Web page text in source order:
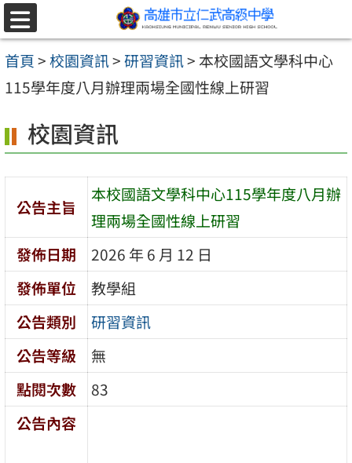
跳至主要內容區
選
單
首頁>校園資訊>研習資訊> 本校國語文學科中心
115學年度八月辦理兩場全國性線上研習
校園資訊
公告主旨
本校國語文學科中心115學年度八月辦
理兩場全國性線上研習
發佈日期
2026 年 6 月 12 日
發佈單位
教學組
公告類別
研習資訊
公告等級
無
點閱次數
83
公告內容